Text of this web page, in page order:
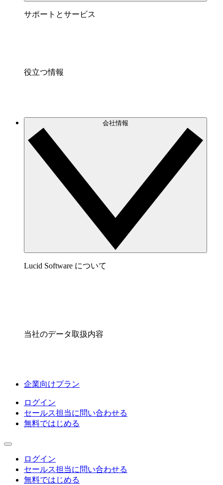
サポートとサービス
役立つ情報
会社情報
Lucid Software について
当社のデータ取扱内容
企業向けプラン
ログイン
セールス担当に問い合わせる
無料ではじめる
ログイン
セールス担当に問い合わせる
無料ではじめる